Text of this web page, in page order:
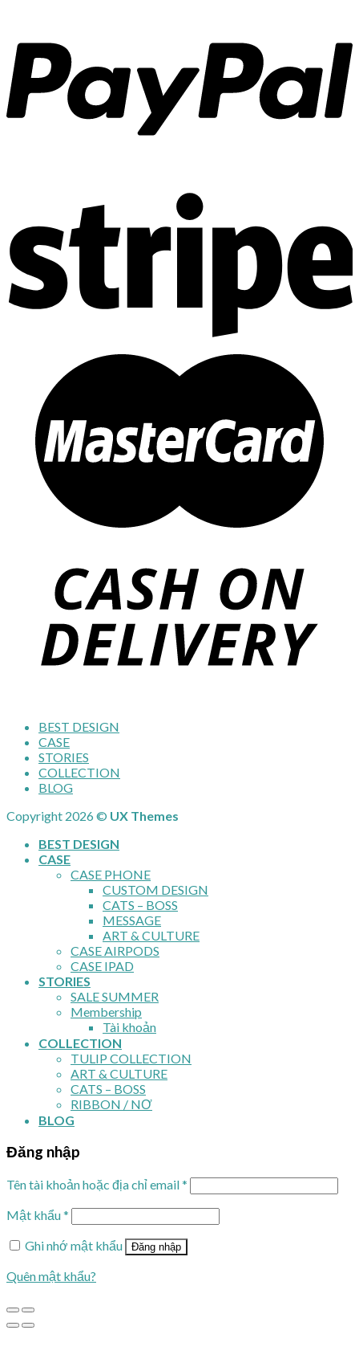
BEST DESIGN
CASE
STORIES
COLLECTION
BLOG
Copyright 2026 © UX Themes
BEST DESIGN
CASE
CASE PHONE
CUSTOM DESIGN
CATS – BOSS
MESSAGE
ART & CULTURE
CASE AIRPODS
CASE IPAD
STORIES
SALE SUMMER
Membership
Tài khoản
COLLECTION
TULIP COLLECTION
ART & CULTURE
CATS – BOSS
RIBBON / NƠ
BLOG
Đăng nhập
Tên tài khoản hoặc địa chỉ email*
Mật khẩu*
Ghi nhớ mật khẩu
Đăng nhập
Quên mật khẩu?